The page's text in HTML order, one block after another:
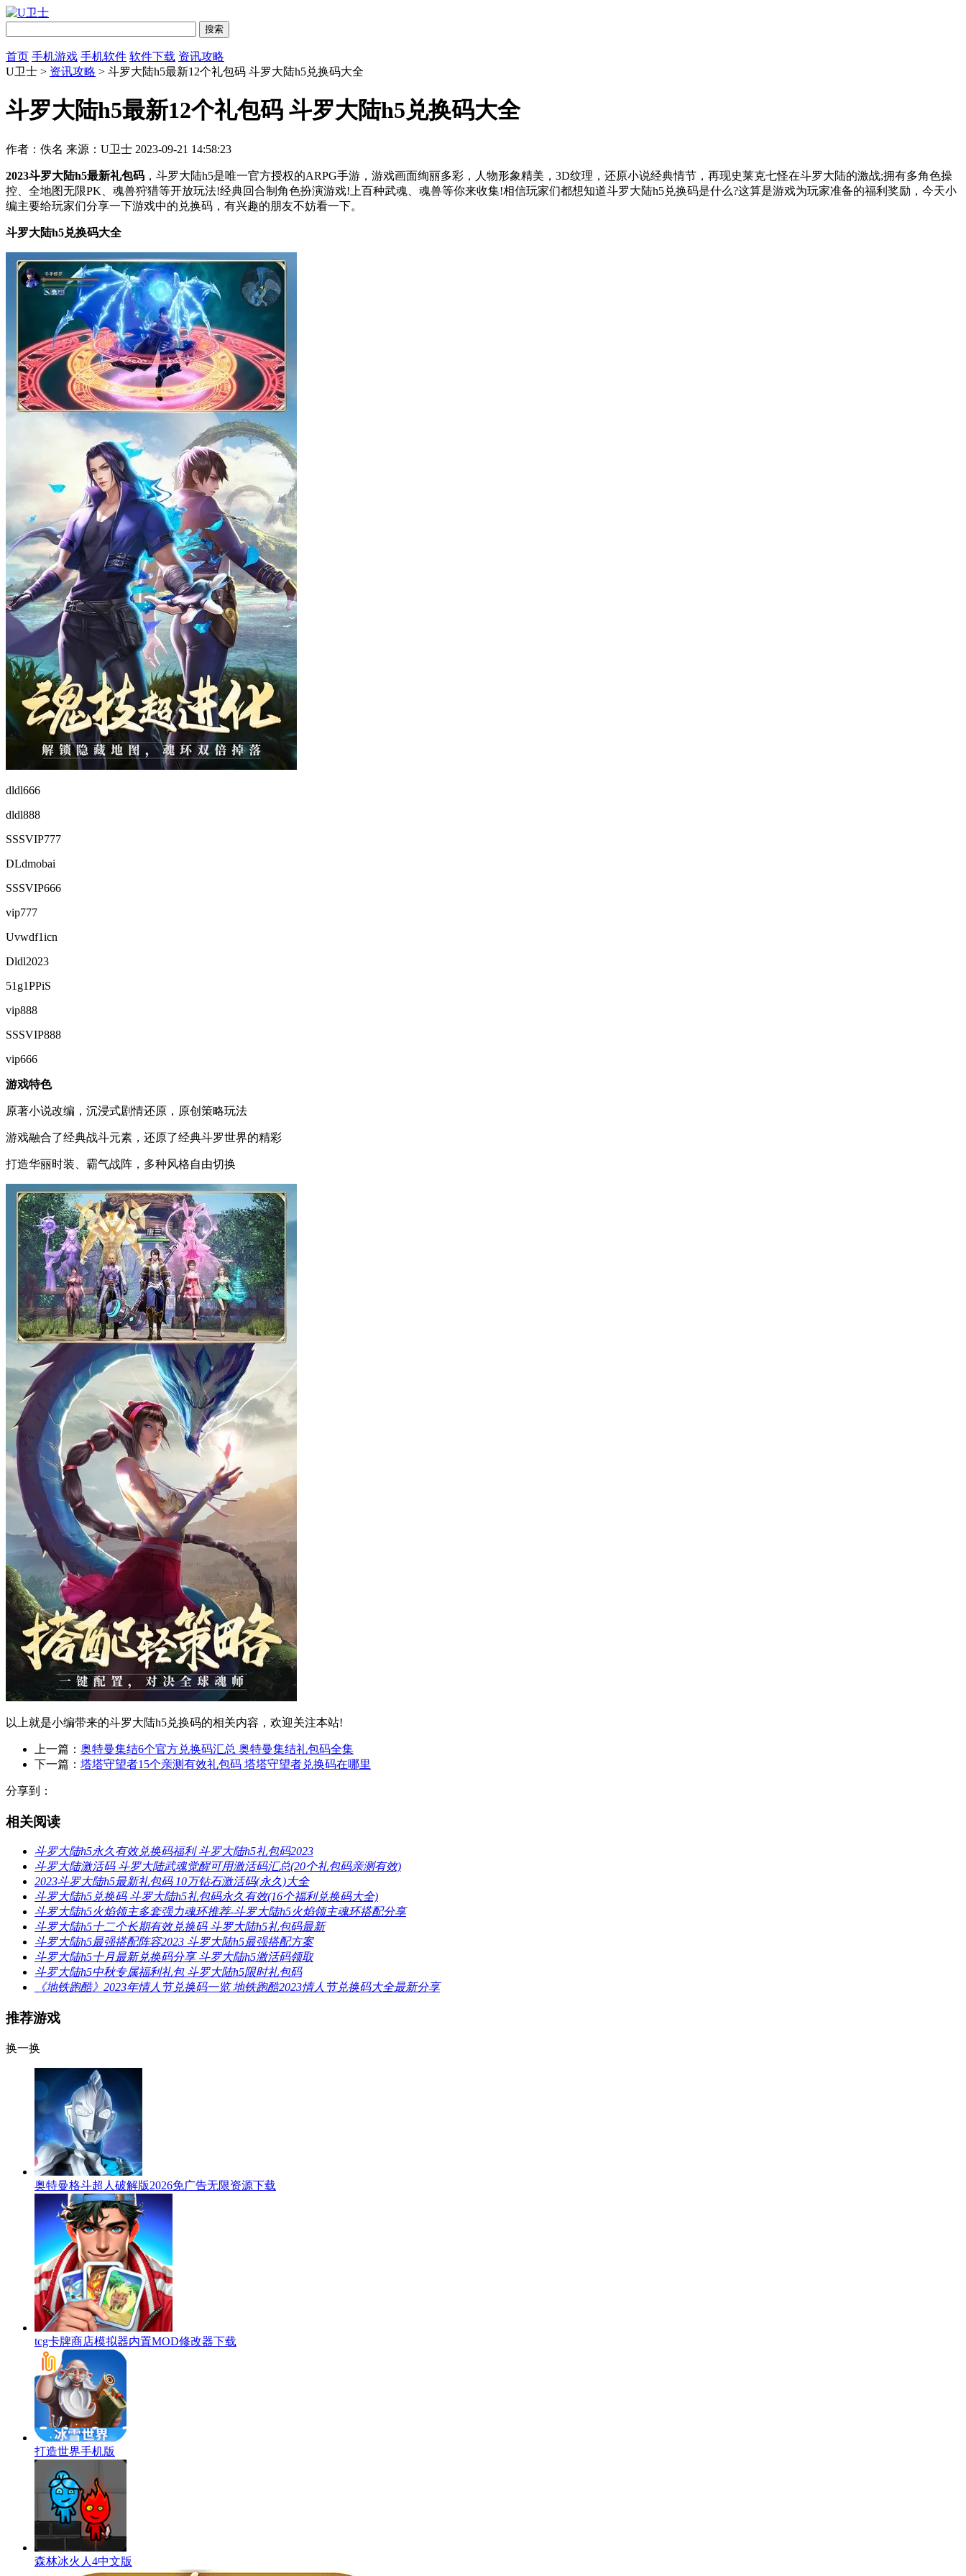
首页 手机游戏 手机软件 软件下载 资讯攻略
U卫士 > 资讯攻略 > 斗罗大陆h5最新12个礼包码 斗罗大陆h5兑换码大全
斗罗大陆h5最新12个礼包码 斗罗大陆h5兑换码大全
作者：佚名 来源：U卫士 2023-09-21 14:58:23
2023斗罗大陆h5最新礼包码 ，斗罗大陆h5是唯一官方授权的ARPG手游，游戏画面绚丽多彩，人物形象精美，3D纹理，还原小说经典情节，再现史莱克七怪在斗罗大陆的激战;拥有多角色操
控、全地图无限PK、魂兽狩猎等开放玩法!经典回合制角色扮演游戏!上百种武魂、魂兽等你来收集!相信玩家们都想知道斗罗大陆h5兑换码是什么?这算是游戏为玩家准备的福利奖励，今天小
编主要给玩家们分享一下游戏中的兑换码，有兴趣的朋友不妨看一下。
斗罗大陆h5兑换码大全
dldl666
dldl888
SSSVIP777
DLdmobai
SSSVIP666
vip777
Uvwdf1icn
Dldl2023
51g1PPiS
vip888
SSSVIP888
vip666
游戏特色
原著小说改编，沉浸式剧情还原，原创策略玩法
游戏融合了经典战斗元素，还原了经典斗罗世界的精彩
打造华丽时装、霸气战阵，多种风格自由切换
以上就是小编带来的斗罗大陆h5兑换码的相关内容，欢迎关注本站!
上一篇： 奥特曼集结6个官方兑换码汇总 奥特曼集结礼包码全集
下一篇： 塔塔守望者15个亲测有效礼包码 塔塔守望者兑换码在哪里
分享到：
相关阅读
斗罗大陆h5永久有效兑换码福利 斗罗大陆h5礼包码2023
斗罗大陆激活码 斗罗大陆武魂觉醒可用激活码汇总(20个礼包码亲测有效)
2023斗罗大陆h5最新礼包码 10万钻石激活码(永久)大全
斗罗大陆h5兑换码 斗罗大陆h5礼包码永久有效(16个福利兑换码大全)
斗罗大陆h5火焰领主多套强力魂环推荐-斗罗大陆h5火焰领主魂环搭配分享
斗罗大陆h5十二个长期有效兑换码 斗罗大陆h5礼包码最新
斗罗大陆h5最强搭配阵容2023 斗罗大陆h5最强搭配方案
斗罗大陆h5十月最新兑换码分享 斗罗大陆h5激活码领取
斗罗大陆h5中秋专属福利礼包 斗罗大陆h5限时礼包码
《地铁跑酷》2023年情人节兑换码一览 地铁跑酷2023情人节兑换码大全最新分享
推荐游戏
换一换
奥特曼格斗超人破解版2026免广告无限资源下载
tcg卡牌商店模拟器内置MOD修改器下载
打造世界手机版
森林冰火人4中文版